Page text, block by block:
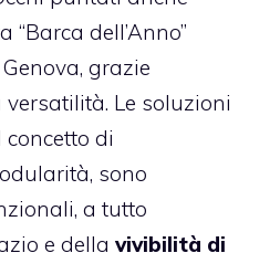
“Barca dell’Anno”
grazie
Le soluzioni
di
sono
a tutto
e della vivibilità di